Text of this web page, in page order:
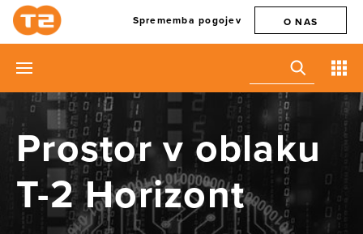
Sprememba pogojev O NAS
Prostor v oblaku
T-2 Horizont